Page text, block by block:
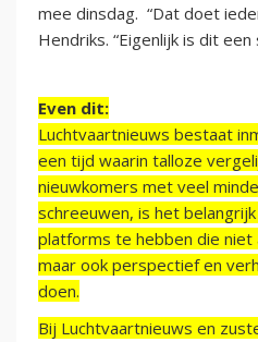
mee dinsdag. “Dat doet
Hendriks. “Eigenlijk is dit
Even dit:
Luchtvaartnieuws bestaat
een tijd waarin talloze
nieuwkomers met veel
schreeuwen, is het
platforms te hebben die niet
maar ook perspectief en
doen.
Bij Luchtvaartnieuws en